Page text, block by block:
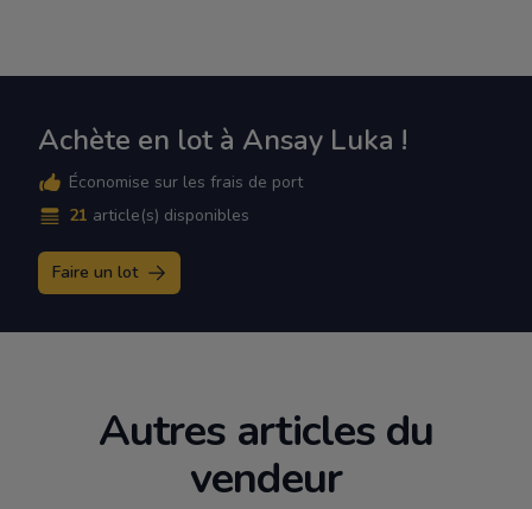
Achète en lot à Ansay Luka !
Économise sur les frais de port
21 article(s) disponibles
Faire un lot
Autres articles du
vendeur